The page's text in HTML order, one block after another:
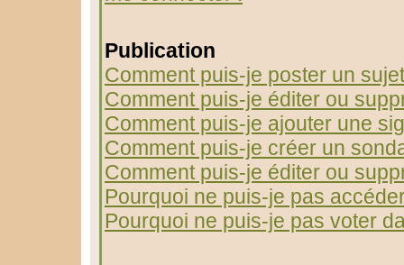
Publication
Comment puis-je poster un
Comment puis-je éditer ou
Comment puis-je ajouter une
Comment puis-je créer un
Comment puis-je éditer ou
Pourquoi ne puis-je pas
Pourquoi ne puis-je pas voter